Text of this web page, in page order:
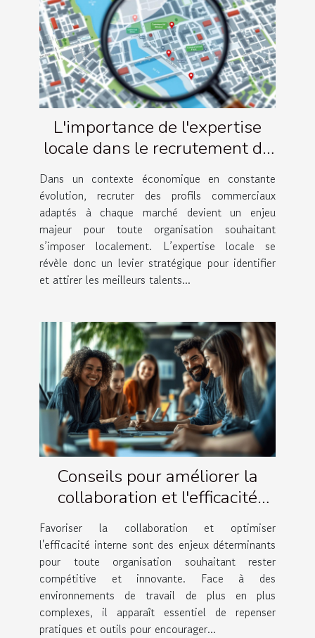
L'importance de l'expertise
locale dans le recrutement de
profils commerciaux
Dans un contexte économique en constante
évolution, recruter des profils commerciaux
adaptés à chaque marché devient un enjeu
majeur pour toute organisation souhaitant
s’imposer localement. L’expertise locale se
révèle donc un levier stratégique pour identifier
et attirer les meilleurs talents...
Conseils pour améliorer la
collaboration et l'efficacité
interne
Favoriser la collaboration et optimiser
l'efficacité interne sont des enjeux déterminants
pour toute organisation souhaitant rester
compétitive et innovante. Face à des
environnements de travail de plus en plus
complexes, il apparaît essentiel de repenser
pratiques et outils pour encourager...